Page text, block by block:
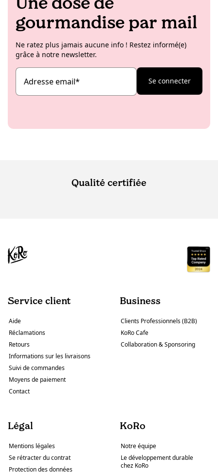
gourmandise par mail
Ne ratez plus jamais aucune info ! Restez informé(e)
grâce à notre newsletter.
Adresse email* Se connecter
Qualité certifiée
Service client
Aide
Réclamations
Retours
Informations sur les livraisons
Suivi de commandes
Moyens de paiement
Contact
Business
Clients Professionnels (B2B)
KoRo Cafe
Collaboration & Sponsoring
Légal
Mentions légales
Se rétracter du contrat
Protection des données
KoRo
Notre équipe
Le développement durable
chez KoRo